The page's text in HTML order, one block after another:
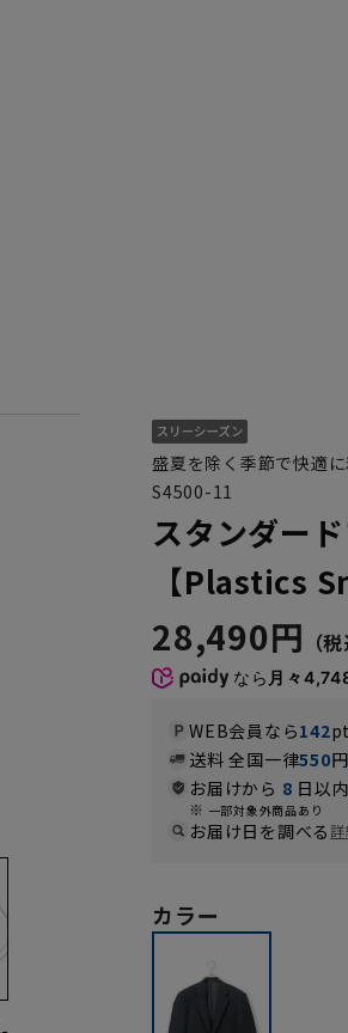
E8 E9 E10
盛夏を除く季節で快適
S4500-11
スタンダー
【Plastics
28,490円
なら 月々
WEB会員なら142
送料 全国一律550
お届けから 8 日以
一部対象外商品あり
お届け日を調べる詳
カラー